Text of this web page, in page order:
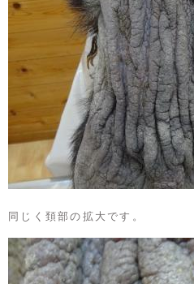
同じく頚部の拡大です。